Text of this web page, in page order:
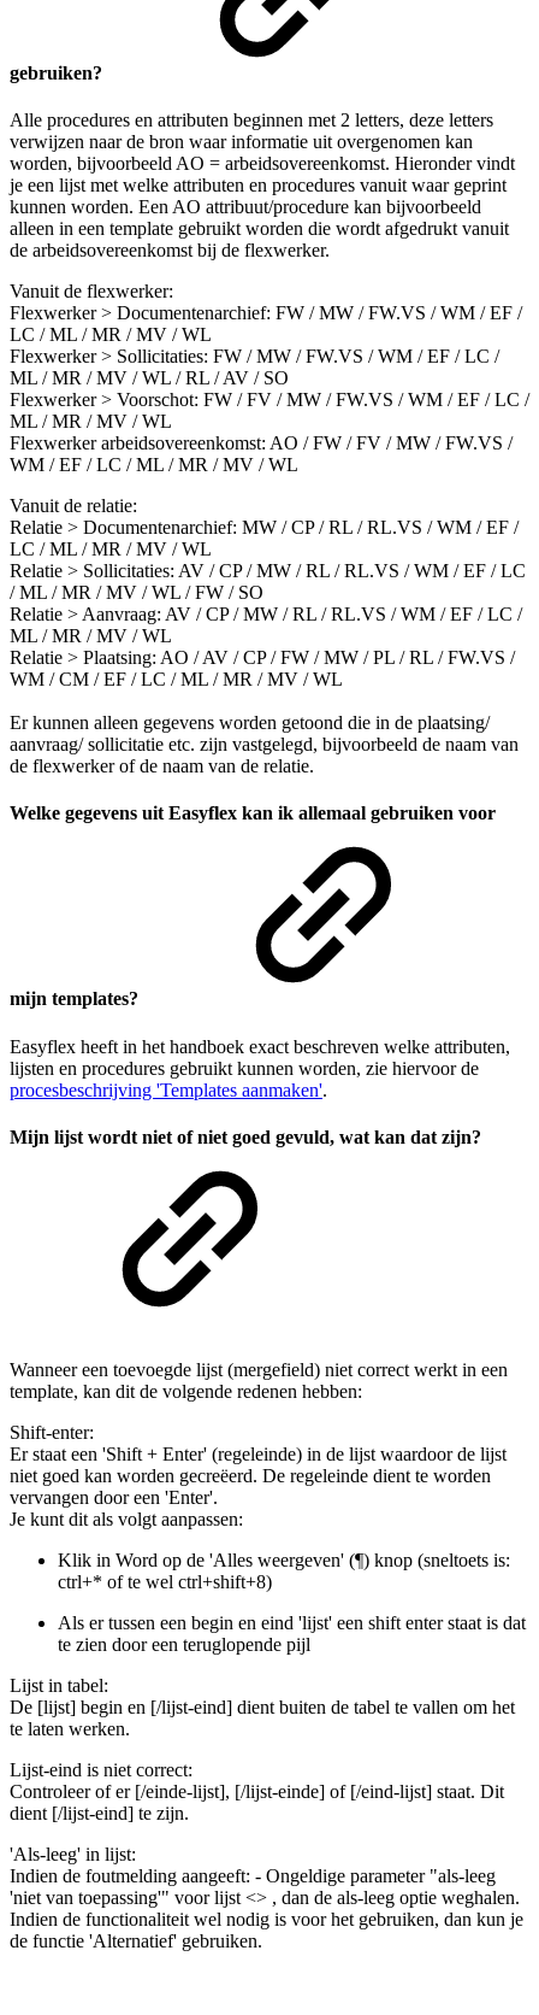
gebruiken?
Alle procedures en attributen beginnen met 2 letters, deze letters
verwijzen naar de bron waar informatie uit overgenomen kan
worden, bijvoorbeeld AO = arbeidsovereenkomst. Hieronder vindt
je een lijst met welke attributen en procedures vanuit waar geprint
kunnen worden. Een AO attribuut/procedure kan bijvoorbeeld
alleen in een template gebruikt worden die wordt afgedrukt vanuit
de arbeidsovereenkomst bij de flexwerker.
Vanuit de flexwerker:
Flexwerker > Documentenarchief: FW / MW / FW.VS / WM / EF /
LC / ML / MR / MV / WL
Flexwerker > Sollicitaties: FW / MW / FW.VS / WM / EF / LC /
ML / MR / MV / WL / RL / AV / SO
Flexwerker > Voorschot: FW / FV / MW / FW.VS / WM / EF / LC /
ML / MR / MV / WL
Flexwerker arbeidsovereenkomst: AO / FW / FV / MW / FW.VS /
WM / EF / LC / ML / MR / MV / WL
Vanuit de relatie:
Relatie > Documentenarchief: MW / CP / RL / RL.VS / WM / EF /
LC / ML / MR / MV / WL
Relatie > Sollicitaties: AV / CP / MW / RL / RL.VS / WM / EF / LC
/ ML / MR / MV / WL / FW / SO
Relatie > Aanvraag: AV / CP / MW / RL / RL.VS / WM / EF / LC /
ML / MR / MV / WL
Relatie > Plaatsing: AO / AV / CP / FW / MW / PL / RL / FW.VS /
WM / CM / EF / LC / ML / MR / MV / WL
Er kunnen alleen gegevens worden getoond die in de plaatsing/
aanvraag/ sollicitatie etc. zijn vastgelegd, bijvoorbeeld de naam van
de flexwerker of de naam van de relatie.
Welke gegevens uit Easyflex kan ik allemaal gebruiken voor
mijn templates?
Easyflex heeft in het handboek exact beschreven welke attributen,
lijsten en procedures gebruikt kunnen worden, zie hiervoor de
procesbeschrijving 'Templates aanmaken'.
Mijn lijst wordt niet of niet goed gevuld, wat kan dat zijn?
Wanneer een toevoegde lijst (mergefield) niet correct werkt in een
template, kan dit de volgende redenen hebben:
Shift-enter:
Er staat een 'Shift + Enter' (regeleinde) in de lijst waardoor de lijst
niet goed kan worden gecreëerd. De regeleinde dient te worden
vervangen door een 'Enter'.
Je kunt dit als volgt aanpassen:
Klik in Word op de 'Alles weergeven' (¶) knop (sneltoets is:
ctrl+* of te wel ctrl+shift+8)
Als er tussen een begin en eind 'lijst' een shift enter staat is dat
te zien door een teruglopende pijl
Lijst in tabel:
De [lijst] begin en [/lijst-eind] dient buiten de tabel te vallen om het
te laten werken.
Lijst-eind is niet correct:
Controleer of er [/einde-lijst], [/lijst-einde] of [/eind-lijst] staat. Dit
dient [/lijst-eind] te zijn.
'Als-leeg' in lijst:
Indien de foutmelding aangeeft: - Ongeldige parameter "als-leeg
'niet van toepassing'" voor lijst <> , dan de als-leeg optie weghalen.
Indien de functionaliteit wel nodig is voor het gebruiken, dan kun je
de functie 'Alternatief' gebruiken.